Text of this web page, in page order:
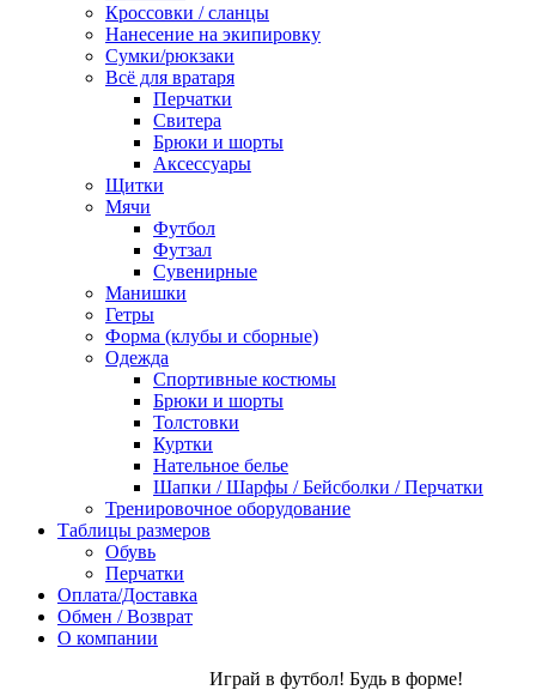
Кроссовки / сланцы
Нанесение на экипировку
Сумки/рюкзаки
Всё для вратаря
Перчатки
Cвитера
Брюки и шорты
Аксессуары
Щитки
Мячи
Футбол
Футзал
Сувенирные
Манишки
Гетры
Форма (клубы и сборные)
Одежда
Спортивные костюмы
Брюки и шорты
Толстовки
Куртки
Нательное белье
Шапки / Шарфы / Бейсболки / Перчатки
Тренировочное оборудование
Таблицы размеров
Обувь
Перчатки
Оплата/Доставка
Обмен / Возврат
О компании
Играй в футбол! Будь в форме!